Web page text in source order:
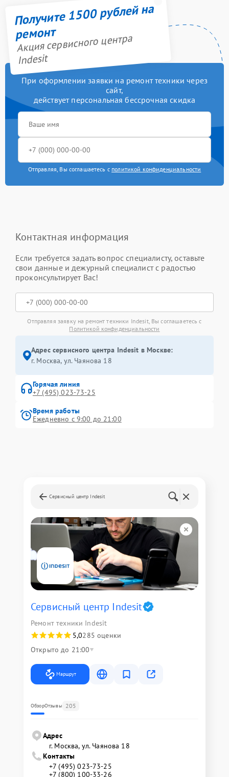
Получите 1500 рублей на
ремонт
Акция сервисного центра
Indesit
При оформлении заявки на ремонт техники через
сайт,
действует персональная бессрочная скидка
Отправляя, Вы соглашаетесь с политикой конфиденциальности
Контактная информация
Если требуется задать вопрос специалисту, оставьте
свои данные и дежурный специалист с радостью
проконсультирует Вас!
Отправляя заявку на ремонт техники Indesit, Вы соглашаетесь с
Политикой конфиденциальности
Адрес сервисного центра Indesit в Москве:
г. Москва, ул. Чаянова 18
Горячая линия
+7 (495) 023-73-25
Время работы
Ежедневно с 9:00 до 21:00
Сервисный центр Indesit
Сервисный центр Indesit
Ремонт техники Indesit
5,0285 оценки
Открыто до 21:00
Маршрут
ОбзорОтзывы 205
Адрес
г. Москва, ул. Чаянова 18
Контакты
+7 (495) 023-73-25
+7 (800) 100-33-26